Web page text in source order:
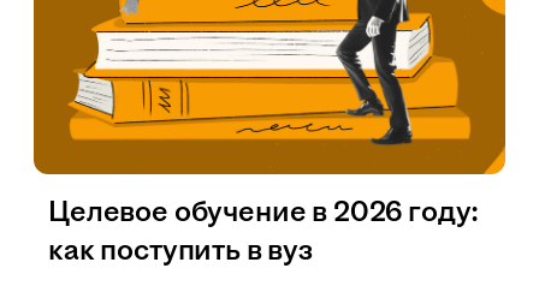
Целевое обучение в 2026 году:
как поступить в вуз